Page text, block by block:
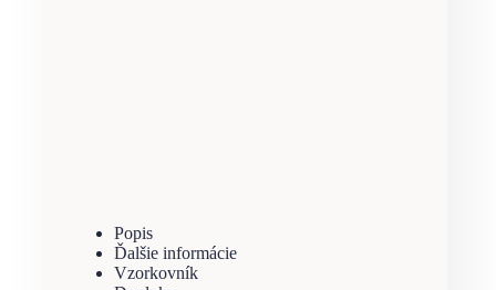
Popis
Ďalšie informácie
Vzorkovník